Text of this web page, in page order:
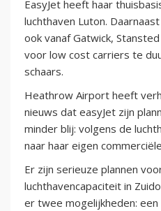
EasyJet heeft haar
luchthaven Luton.
ook vanaf Gatwick,
voor low cost carriers te
schaars.
Heathrow Airport heeft
nieuws dat easyJet zijn
minder blij: volgens de
naar haar eigen
Er zijn serieuze plannen
luchthavencapaciteit in
er twee mogelijkheden: